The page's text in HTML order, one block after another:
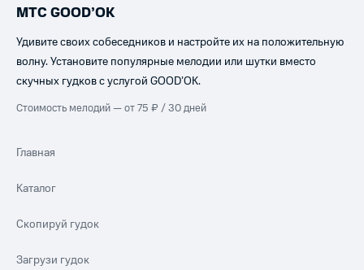
МТС GOOD’OK
Удивите своих собеседников и настройте их на положительную
волну. Установите популярные мелодии или шутки вместо
скучных гудков с услугой GOOD’OK.
Стоимость мелодий — от 75 ₽ / 30 дней
Главная
Каталог
Скопируй гудок
Загрузи гудок